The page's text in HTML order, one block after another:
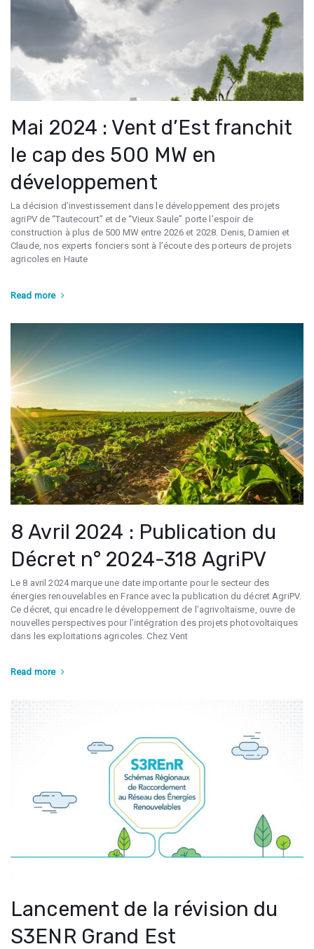
Mai 2024 : Vent d’Est franchit
le cap des 500 MW en
développement
La décision d’investissement dans le développement des projets
agriPV de “Tautecourt” et de “Vieux Saule” porte l’espoir de
construction à plus de 500 MW entre 2026 et 2028. Denis, Damien et
Claude, nos experts fonciers sont à l’écoute des porteurs de projets
agricoles en Haute
Read more
8 Avril 2024 : Publication du
Décret n° 2024-318 AgriPV
Le 8 avril 2024 marque une date importante pour le secteur des
énergies renouvelables en France avec la publication du décret AgriPV.
Ce décret, qui encadre le développement de l’agrivoltaïsme, ouvre de
nouvelles perspectives pour l’intégration des projets photovoltaïques
dans les exploitations agricoles. Chez Vent
Read more
Lancement de la révision du
S3ENR Grand Est